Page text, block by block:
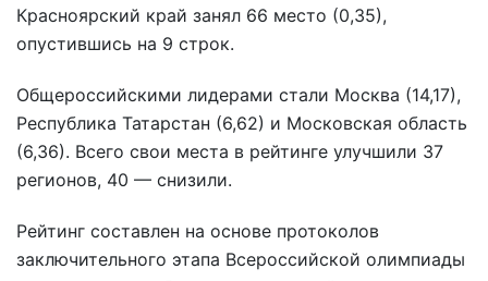
Красноярский край занял 66 место (0,35),
опустившись на 9 строк.
Общероссийскими лидерами стали Москва (14,17),
Республика Татарстан (6,62) и Московская область
(6,36). Всего свои места в рейтинге улучшили 37
регионов, 40 — снизили.
Рейтинг составлен на основе протоколов
заключительного этапа Всероссийской олимпиады